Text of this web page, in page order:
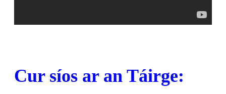
Cur síos ar an Táirge: